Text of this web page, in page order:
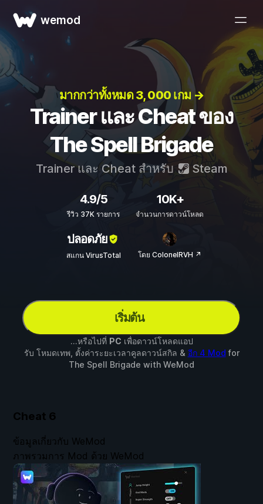
wemod
มากกว่าทั้งหมด 3, 000 เกม →
Trainer และ Cheat ของ
The Spell Brigade
Trainer และ Cheat สำหรับ Steam
4.9/5
รีวิว 37K รายการ
10K+
จำนวนการดาวน์โหลด
ปลอดภัย
สแกน VirusTotal โดย ColonelRVH ↗
เริ่มต้น
...หรือไปที่ PC เพื่อดาวน์โหลดแอป
รับ โหมดเทพ, ตั้งค่าระยะเวลาคูลดาวน์สกิล & อีก 4 Mod for
The Spell Brigade with WeMod
Cheat 6
ข้อมูลเกี่ยวกับ WeMod
ภาพรวมการ Mod ด้วย WeMod